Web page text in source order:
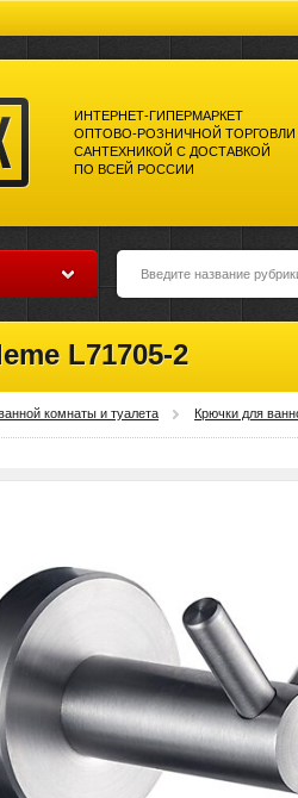
ИНТЕРНЕТ-ГИПЕРМАРКЕТ
ОПТОВО-РОЗНИЧНОЙ ТОРГОВЛИ
САНТЕХНИКОЙ С ДОСТАВКОЙ
ПО ВСЕЙ РОССИИ
L71705-2
комнаты и туалета Крючки для